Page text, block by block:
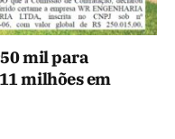
mil para
milhões em